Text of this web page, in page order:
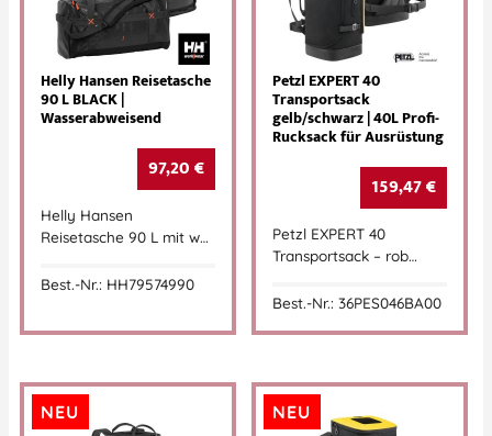
Helly Hansen Reisetasche
90 L BLACK |
Wasserabweisend
97,20€
Helly Hansen
Reisetasche 90 L mit w…
Best.-Nr.: HH79574990
Petzl EXPERT 40
Transportsack
gelb/schwarz | 40L Profi-
Rucksack für Ausrüstung
159,47€
Petzl EXPERT 40
Transportsack – rob…
Best.-Nr.: 36PES046BA00
NEU NEU